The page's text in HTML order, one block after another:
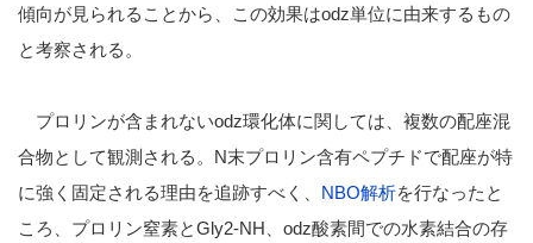
傾向が見られることから、この効果はodz単位に由来する もの
と考察される。
プロリンが含まれないodz環化体に関しては、複数の配座混
合物として観測される。N末プロリン含有ペプチドで配座が特
に強く固定される理由を追跡すべく、 NBO解析を行なったと
ころ、プロリン窒素とGly2-NH、odz酸素間での水素結合の存